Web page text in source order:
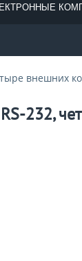
внешних
232,